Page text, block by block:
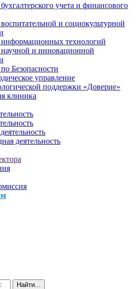
учета и финансового
и социокультурной
технологий
и инновационной
Безопасности
управление
поддержки «Доверие»
клиника
деятельность
Найти...